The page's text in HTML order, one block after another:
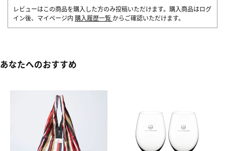
レビューはこの商品を購入した方のみ投稿いただけます。購入商品はログ
イン後、マイページ内 購入履歴一覧 からご確認いただけます。
あなたへのおすすめ